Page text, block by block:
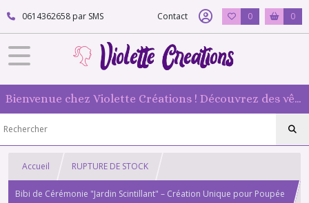
0614362658 par SMS Contact 0 0
Bienvenue chez Violette Créations ! Découvrez des vêtements faits main pour vos poupées mannequin : originaux et 100 % fabriqués en France
Accueil RUPTURE DE STOCK
Bibi de Cérémonie "Jardin Scintillant" – Création Unique pour Poupée